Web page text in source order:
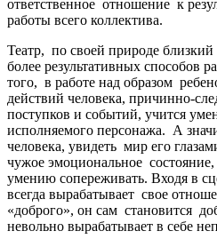
ответственное отношение к
работы всего коллектива.
Театр, по своей природе
более результативных способов
того, в работе над образом
действий человека, причинно-
поступков и событий, учится
исполняемого персонажа. А
человека, увидеть мир его
чужое эмоциональное
умению сопереживать. Входя в
всегда вырабатывает свое
«доброго», он сам становится
невольно вырабатывает в себе